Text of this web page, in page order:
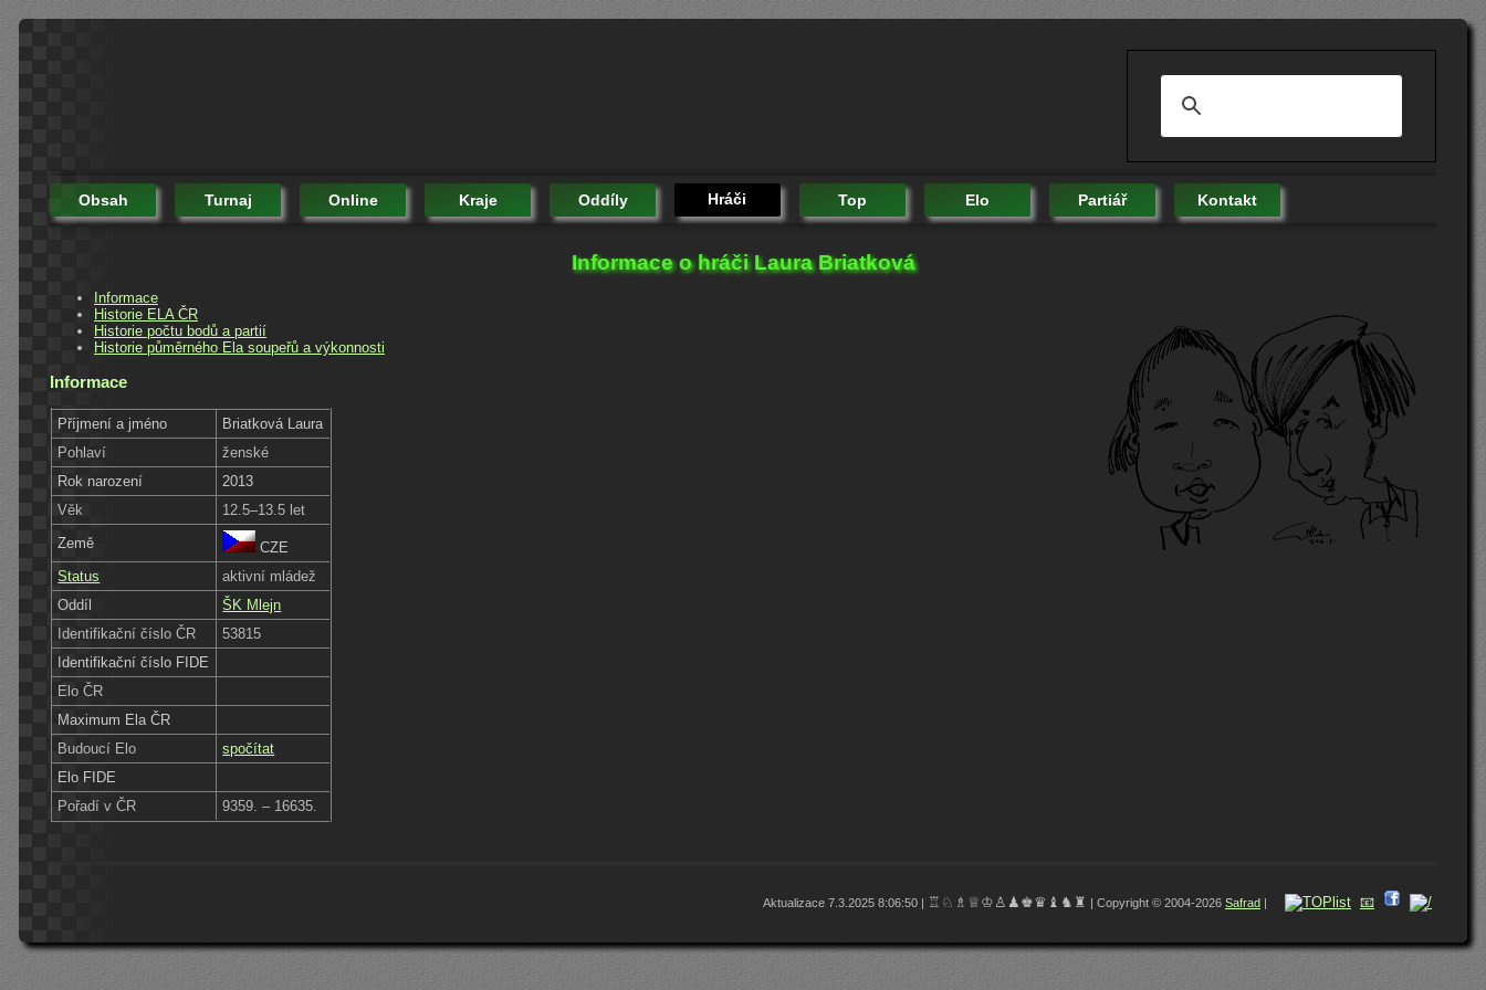
Obsah Turnaj Online Kraje Oddíly Hráči Top Elo Partiář Kontakt
Informace o hráči Laura Briatková
Informace
Historie ELA ČR
Historie počtu bodů a partií
Historie půměrného Ela soupeřů a výkonnosti
Informace
Příjmení a jméno
Briatková Laura
Pohlaví
ženské
Rok narození
2013
Věk
12.5–13.5 let
Země
CZE
Status
aktivní mládež
Oddíl
ŠK Mlejn
Identifikační číslo ČR
53815
Identifikační číslo FIDE
Elo ČR
Maximum Ela ČR
Budoucí Elo
spočítat
Elo FIDE
Pořadí v ČR
9359. – 16635.
Aktualizace 7.3.2025 8:06:50 | ♖♘♗♕♔♙♟♚♛♝♞♜ | Copyright © 2004-2026 Safrad | 📧